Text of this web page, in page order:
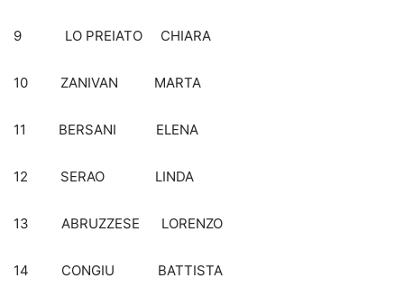
9 LO PREIATO CHIARA
10 ZANIVAN MARTA
11 BERSANI ELENA
12 SERAO LINDA
13 ABRUZZESE LORENZO
14 CONGIU BATTISTA